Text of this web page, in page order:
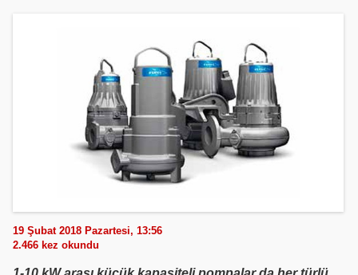
19 Şubat 2018 Pazartesi, 13:56
2.466 kez okundu